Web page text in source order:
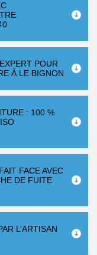
POUR
À LE BIGNON
: 100 %
FACE AVEC
DE FUITE
L’ARTISAN